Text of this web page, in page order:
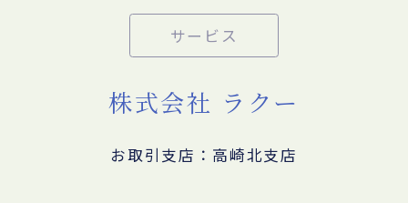
サービス
株式会社 ラクー
お取引支店：高崎北支店